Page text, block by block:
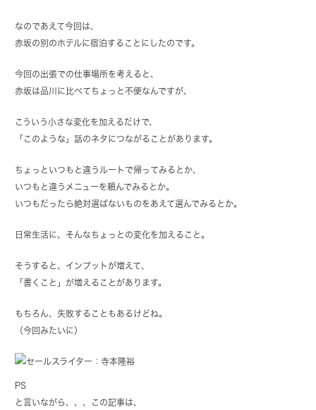
なのであえて今回は、
赤坂の別のホテルに宿泊することにしたのです。
今回の出張での仕事場所を考えると、
赤坂は品川に比べてちょっと不便なんですが、
こういう小さな変化を加えるだけで、
「このような」話のネタにつながることがあります。
ちょっといつもと違うルートで帰ってみるとか、
いつもと違うメニューを頼んでみるとか。
いつもだったら絶対選ばないものをあえて選んでみるとか。
日常生活に、そんなちょっとの変化を加えること。
そうすると、インプットが増えて、
「書くこと」が増えることがあります。
もちろん、失敗することもあるけどね。
（今回みたいに）
PS
と言いながら、、、この記事は、